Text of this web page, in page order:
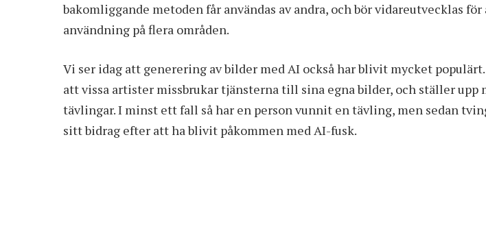
bakomliggande metoden får användas av andra, och bör vidareutvecklas
användning på flera områden.
Vi ser idag att generering av bilder med AI också har blivit mycket
att vissa artister missbrukar tjänsterna till sina egna bilder, och ställer upp
tävlingar. I minst ett fall så har en person vunnit en tävling, men sedan
sitt bidrag efter att hablivit påkommen med AI-fusk.